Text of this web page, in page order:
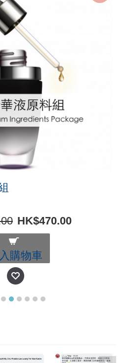
HK$470.00
購物車